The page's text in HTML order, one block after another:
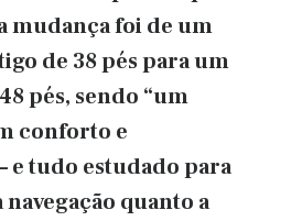
mudança foi de um
de 38 pés para um
pés, sendo “um
conforto e
e tudo estudado para
quanto a